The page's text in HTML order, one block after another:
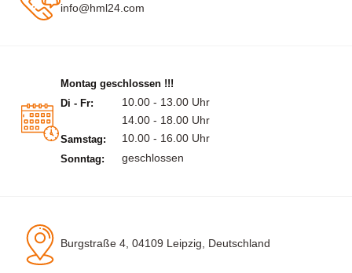
info@hml24.com
Montag geschlossen !!!
Di - Fr:
10.00 - 13.00 Uhr
14.00 - 18.00 Uhr
Samstag: 10.00 - 16.00 Uhr
Sonntag: geschlossen
Burgstraße 4, 04109 Leipzig, Deutschland